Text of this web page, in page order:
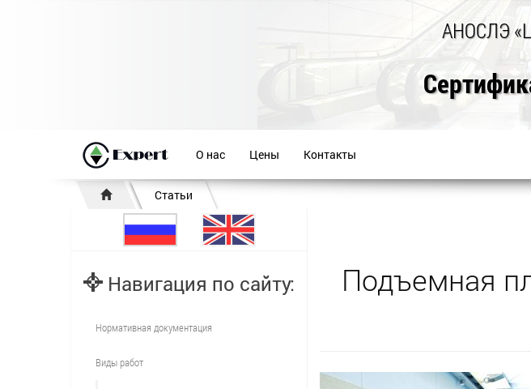
АНОСЛЭ
О нас Цены Контакты
Статьи
Подъемная
Навигация по сайту:
Нормативная документация
Виды работ